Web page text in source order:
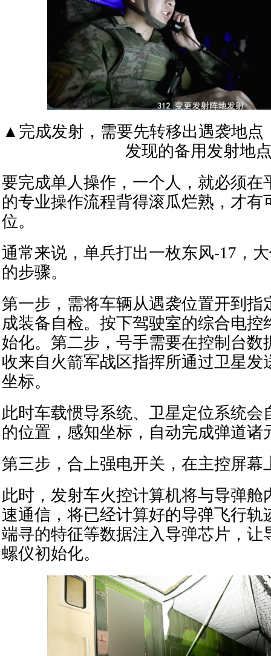
▲完成发射，需要先转移出遇袭地点
发现的备用发射地
要完成单人操作，一个人，就必须在
的专业操作流程背得滚瓜烂熟，才有
位。
通常来说，单兵打出一枚东风-17，
的步骤。
第一步，需将车辆从遇袭位置开到指
成装备自检。按下驾驶室的综合电控
始化。第二步，号手需要在控制台数
收来自火箭军战区指挥所通过卫星发
坐标。
此时车载惯导系统、卫星定位系统会
的位置，感知坐标，自动完成弹道诸
第三步，合上强电开关，在主控屏幕
此时，发射车火控计算机将与导弹舱
速通信，将已经计算好的导弹飞行轨
端寻的特征等数据注入导弹芯片，让
螺仪初始化。